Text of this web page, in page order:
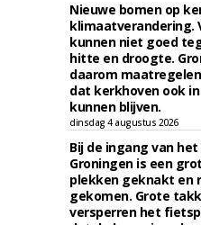
Nieuwe bomen op
klimaatverandering.
kunnen niet goed
hitte en droogte.
daarom
dat kerkhoven ook
kunnen blijven.
dinsdag 4 augustus 2026
Bij de ingang van
Groningen is een
plekken geknakt en
gekomen. Grote
versperren het